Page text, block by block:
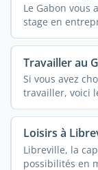
Le Gabon vous
stage en
Travailler au
Si vous avez
travailler, voici
Loisirs à
Libreville, la
possibilités en